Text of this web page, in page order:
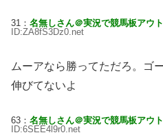
31： 名無しさん＠実況で競馬板アウト
ID:ZA8fS3Dz0.net
ムーアなら勝ってただろ。ゴ
伸びてないよ
63： 名無しさん＠実況で競馬板アウト
ID:6SEE4l9r0.net